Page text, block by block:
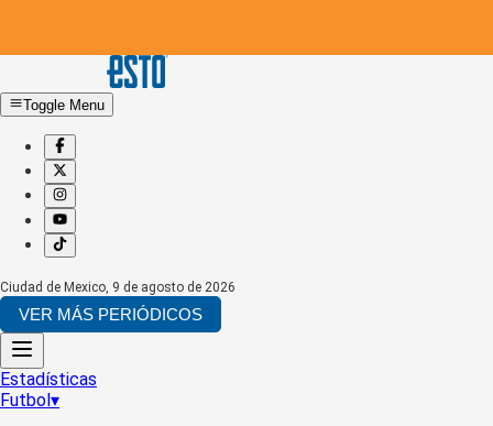
Toggle Menu
Ciudad de Mexico, 9 de agosto de 2026
VER MÁS PERIÓDICOS
Estadísticas
Futbol▾